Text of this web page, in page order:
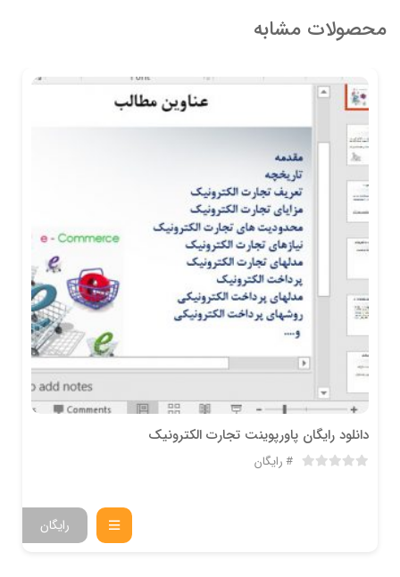
محصولات مشابه
دانلود رایگان پاورپوینت تجارت الکترونیک
رایگان
رایگان